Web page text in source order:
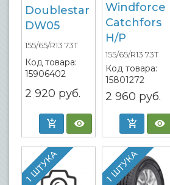
Doublestar
DW05
155/65/R13 73T
Код товара:
15906402
2 920 руб.
Windforce
Catchfors
H/P
155/65/R13 73T
Код товара:
15801272
2 960 руб.
1 ШТУКА 1 ШТУКА